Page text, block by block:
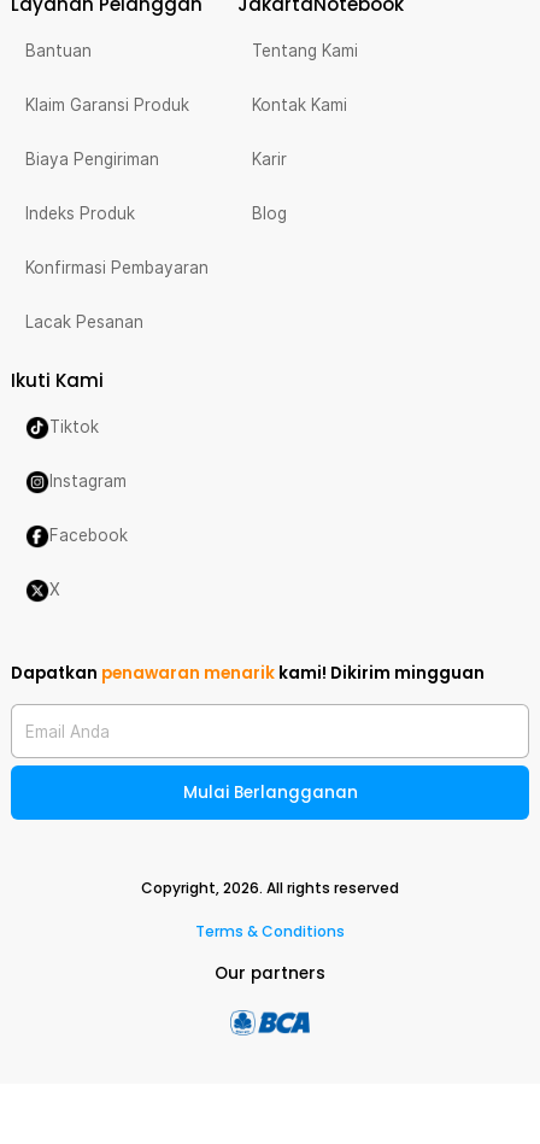
Bantuan
Klaim Garansi Produk
Biaya Pengiriman
Indeks Produk
Konfirmasi Pembayaran
Lacak Pesanan
Tentang Kami
Kontak Kami
Karir
Blog
Ikuti Kami
Tiktok
Instagram
Facebook
X
Dapatkan penawaran menarik kami! Dikirim mingguan
Email Anda
Mulai Berlangganan
Copyright,2026. All rights reserved
Terms & Conditions
Our partners